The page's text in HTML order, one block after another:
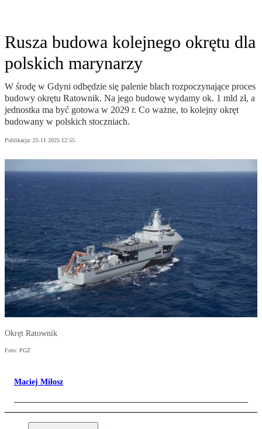
Rusza budowa kolejnego okrętu dla
polskich marynarzy
W środę w Gdyni odbędzie się palenie blach rozpoczynające proces
budowy okrętu Ratownik. Na jego budowę wydamy ok. 1 mld zł, a
jednostka ma być gotowa w 2029 r. Co ważne, to kolejny okręt
budowany w polskich stoczniach.
Publikacja: 25.11.2025 12:55
Okręt Ratownik
Foto: PGZ
Maciej Miłosz